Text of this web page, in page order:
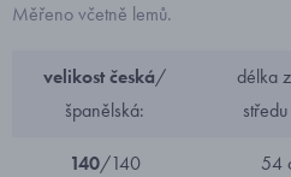
Měřeno včetně lemů.
velikost česká/
španělská:
délka
140/140 54